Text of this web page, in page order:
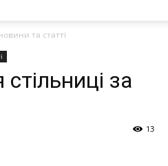
та статті
за
13